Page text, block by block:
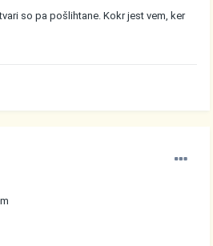
so pa pošlihtane. Kokr jest vem, ker